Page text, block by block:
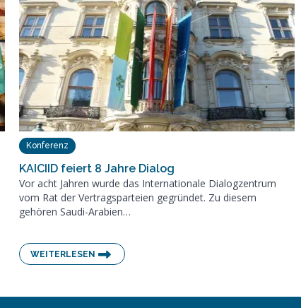
Konferenz
KAICIID feiert 8 Jahre Dialog
Vor acht Jahren wurde das Internationale Dialogzentrum
vom Rat der Vertragsparteien gegründet. Zu diesem
gehören Saudi-Arabien…
WEITERLESEN